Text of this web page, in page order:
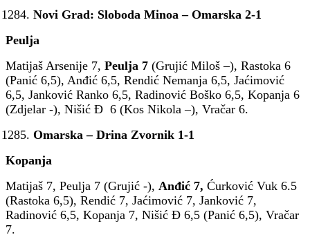
Novi Grad: Sloboda Minoa – Omarska 2-1
Peulja
Matijaš Arsenije 7, Peulja 7 (Grujić Miloš –), Rastoka 6
(Panić 6,5), Anđić 6,5, Rendić Nemanja 6,5, Jaćimović
6,5, Janković Ranko 6,5, Radinović Boško 6,5, Kopanja 6
(Zdjelar -), Nišić Đ 6 (Kos Nikola –), Vračar 6.
Omarska – Drina Zvornik 1-1
Kopanja
Matijaš 7, Peulja 7 (Grujić -), Anđić 7, Ćurković Vuk 6.5
(Rastoka 6,5), Rendić 7, Jaćimović 7, Janković 7,
Radinović 6,5, Kopanja 7, Nišić Đ 6,5 (Panić 6,5), Vračar
7.